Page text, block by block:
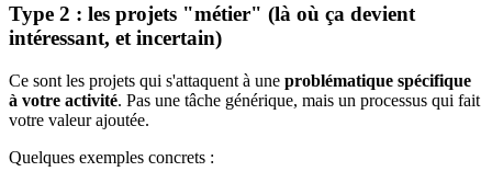
Type 2 : les projets "métier" (là où ça devient
intéressant, et incertain)
Ce sont les projets qui s'attaquent à une problématique spécifique
à votre activité. Pas une tâche générique, mais un processus qui fait
votre valeur ajoutée.
Quelques exemples concrets :